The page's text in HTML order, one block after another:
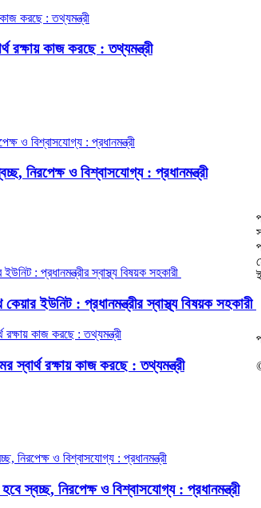
রক্ষায় কাজ করছে : তথ্যমন্ত্রী
নিরপেক্ষ ও বিশ্বাসযোগ্য : প্রধানমন্ত্রী
ইউনিট : প্রধানমন্ত্রীর স্বাস্থ্য বিষয়ক সহকারী
স্বার্থ রক্ষায় কাজ করছে : তথ্যমন্ত্রী
স্বচ্ছ, নিরপেক্ষ ও বিশ্বাসযোগ্য : প্রধানমন্ত্রী